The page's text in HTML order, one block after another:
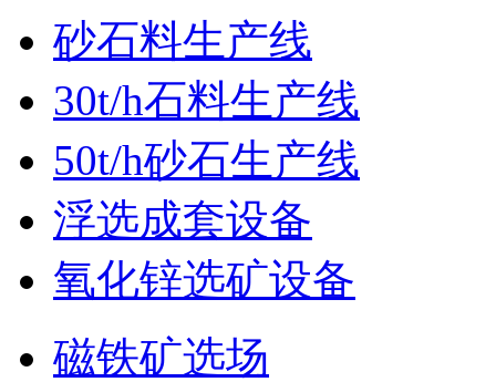
砂石料生产线
30t/h石料生产线
50t/h砂石生产线
浮选成套设备
氧化锌选矿设备
磁铁矿选场